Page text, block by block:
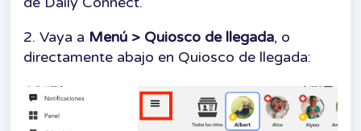
2. Vaya a Menú > Quiosco de llegada, o
directamente abajo en Quiosco de llegada: